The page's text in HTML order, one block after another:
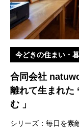
今どきの住まい・
合同会社
離れて生まれた
む 」
シリーズ： 毎日を素